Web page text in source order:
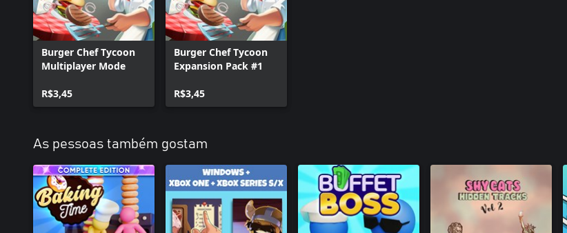
Burger Chef Tycoon
Multiplayer Mode
R$3,45
Burger Chef Tycoon
Expansion Pack #1
R$3,45
As pessoas também gostam